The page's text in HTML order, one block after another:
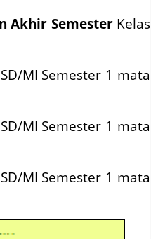
Akhir SemesterKelas
MI Semester 1 mata
MI Semester 1 mata
MI Semester 1 mata